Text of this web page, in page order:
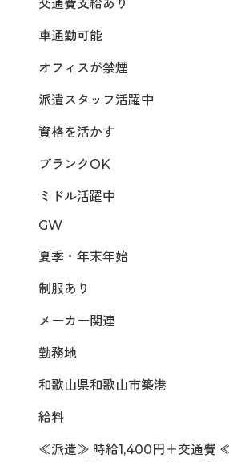
交通費支給あり
車通勤可能
オフィスが禁煙
派遣スタッフ活躍中
資格を活かす
ブランクOK
ミドル活躍中
GW
夏季・年末年始
制服あり
メーカー関連
勤務地
和歌山県和歌山市築港
給料
≪派遣≫ 時給1,400円＋交通費